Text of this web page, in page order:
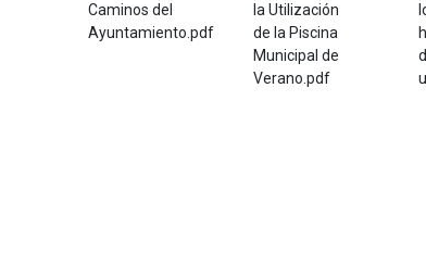
Caminos del
Ayuntamiento.pdf
la Utilización
de la Piscina
Municipal de
Verano.pdf